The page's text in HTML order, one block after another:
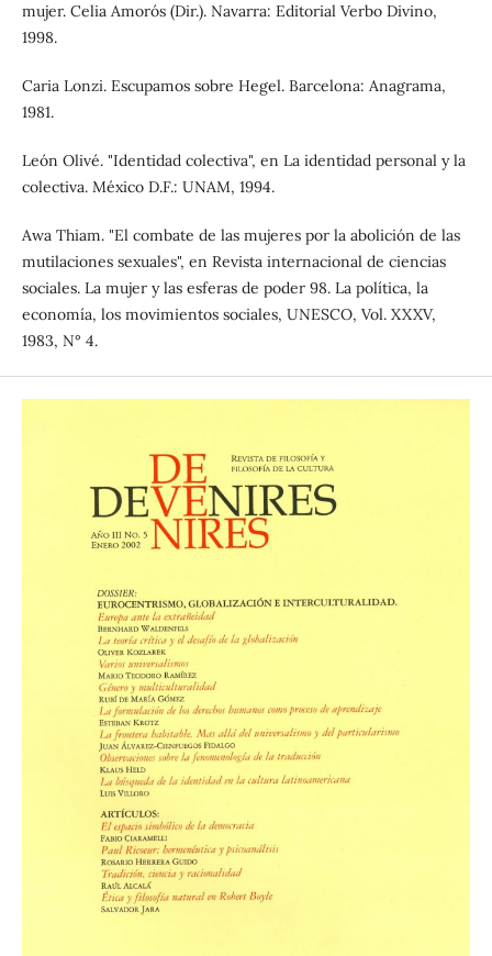
mujer. Celia Amorós (Dir.). Navarra: Editorial Verbo Divino,
1998.
Caria Lonzi. Escupamos sobre Hegel. Barcelona: Anagrama,
1981.
León Olivé. "Identidad colectiva", en La identidad personal y la
colectiva. México D.F.: UNAM, 1994.
Awa Thiam. "El combate de las mujeres por la abolición de las
mutilaciones sexuales", en Revista internacional de ciencias
sociales. La mujer y las esferas de poder 98. La política, la
economía, los movimientos sociales, UNESCO, Vol. XXXV,
1983, N° 4.